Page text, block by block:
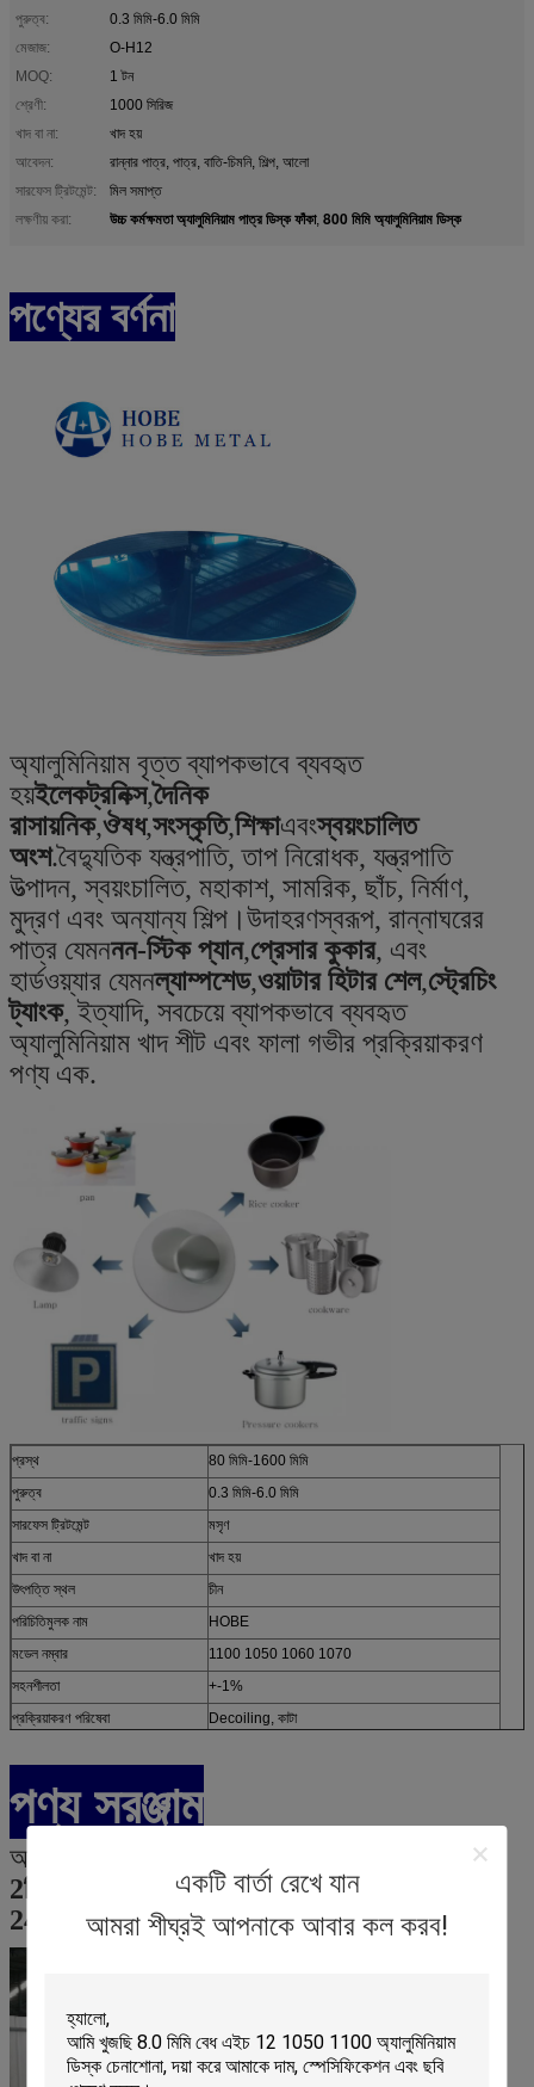
একটি বার্তা রেখে যান
আমরা শীঘ্রই আপনাকে আবার কল করব!
পুরুত্ব:
0.3 মিমি-6.0 মিমি
মেজাজ:
O-H12
MOQ:
1 টন
শ্রেণী:
1000 সিরিজ
খাদ বা না:
খাদ হয়
আবেদন:
রান্নার পাত্র, পাত্র, বাতি-চিমনি, শিল্প, আলো
সারফেস ট্রিটমেন্ট:
মিল সমাপ্ত
লক্ষণীয় করা:
উচ্চ কর্মক্ষমতা অ্যালুমিনিয়াম পাত্র ডিস্ক ফাঁকা, 800 মিমি অ্যালুমিনিয়াম ডিস্ক
পণ্যের বর্ণনা
অ্যালুমিনিয়াম বৃত্ত ব্যাপকভাবে ব্যবহৃত
হয়ইলেকট্রনিক্স,দৈনিক
রাসায়নিক,ঔষধ,সংস্কৃতি,শিক্ষাএবংস্বয়ংচালিত
অংশ.বৈদ্যুতিক যন্ত্রপাতি, তাপ নিরোধক, যন্ত্রপাতি
উত্পাদন, স্বয়ংচালিত, মহাকাশ, সামরিক, ছাঁচ, নির্মাণ,
মুদ্রণ এবং অন্যান্য শিল্প।উদাহরণস্বরূপ, রান্নাঘরের
পাত্র যেমননন-স্টিক প্যান,প্রেসার কুকার, এবং
হার্ডওয়্যার যেমনল্যাম্পশেড,ওয়াটার হিটার শেল,স্ট্রেচিং
ট্যাংক, ইত্যাদি, সবচেয়ে ব্যাপকভাবে ব্যবহৃত
অ্যালুমিনিয়াম খাদ শীট এবং ফালা গভীর প্রক্রিয়াকরণ
পণ্য এক.
প্রস্থ
80 মিমি-1600 মিমি
পুরুত্ব
0.3 মিমি-6.0 মিমি
সারফেস ট্রিটমেন্ট
মসৃণ
খাদ বা না
খাদ হয়
উৎপত্তি স্থল
চীন
পরিচিতিমুলক নাম
HOBE
মডেল নম্বার
1100 1050 1060 1070
সহনশীলতা
+-1%
প্রক্রিয়াকরণ পরিষেবা
Decoiling, কাটা
পণ্য সরঞ্জাম
আমাদের কোম্পানি আছে
2টি স্বয়ংক্রিয় বৃত্তাকার অঙ্কন মেশিন
24 ঘন্টা অবিরাম উত্পাদন.